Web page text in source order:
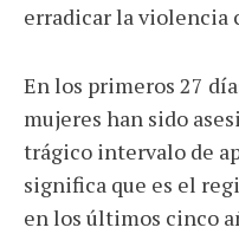
erradicar la violencia
En los primeros 27
mujeres han sido
trágico intervalo de
significa que es el
en los últimos cinco